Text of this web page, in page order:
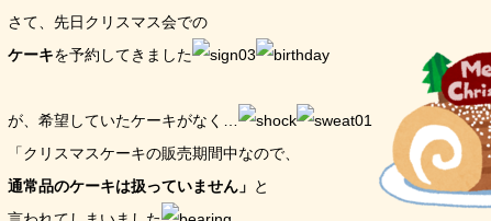
さて、先日クリスマス会での
ケーキを予約してきました
が、希望していたケーキがなく…
「クリスマスケーキの販売期間中なので、
通常品のケーキは扱っていません」 と